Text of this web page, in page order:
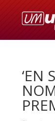
‘EN